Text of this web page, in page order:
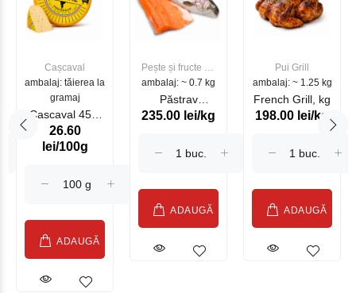
Cașcaval
ambalaj: tăierea la
gramaj
Cascaval 45%
Maasdam
Sublime Cow
26.60
lei/100g
ADAUGĂ
Pește și fructe de
mare
ambalaj: ~ 0.7 kg
Păstrav
Somonat
235.00 lei/kg
ADAUGĂ
Pui Grill
ambalaj: ~ 1.25 kg
French Grill, kg
198.00 lei/kg
ADAUGĂ